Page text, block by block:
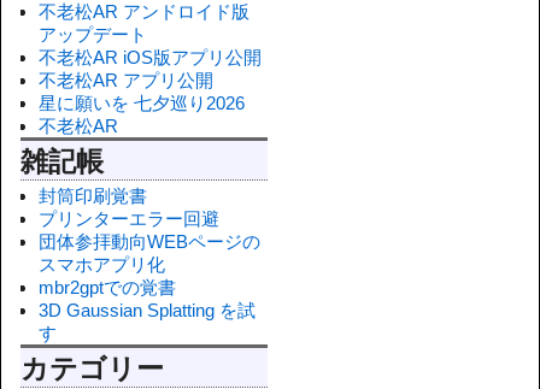
不老松AR アンドロイド版
アップデート
不老松AR iOS版アプリ公開
不老松AR アプリ公開
星に願いを 七夕巡り2026
不老松AR
雑記帳
封筒印刷覚書
プリンターエラー回避
団体参拝動向WEBページの
スマホアプリ化
mbr2gptでの覚書
3D Gaussian Splatting を試
す
カテゴリー